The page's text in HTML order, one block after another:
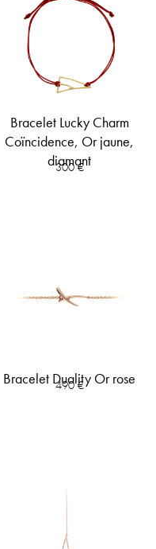
Bracelet Lucky Charm
Coïncidence, Or jaune,
diamant
300€
Bracelet Duality Or rose
490€